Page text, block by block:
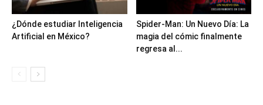
¿Dónde estudiar Inteligencia
Artificial en México?
Spider-Man: Un Nuevo Día: La
magia del cómic finalmente
regresa al...